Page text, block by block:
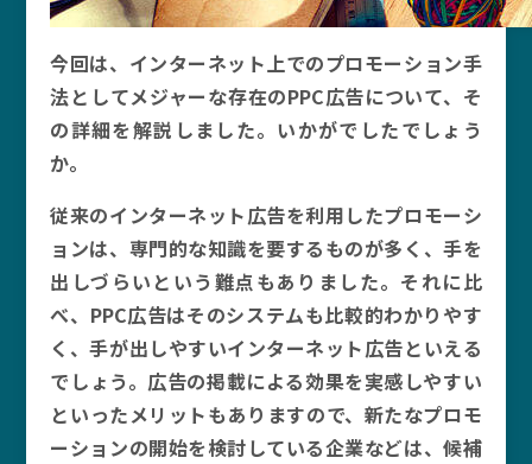
今回は、インターネット上でのプロモーション手
法としてメジャーな存在のPPC広告について、そ
の詳細を解説しました。いかがでしたでしょう
か。
従来のインターネット広告を利用したプロモーシ
ョンは、専門的な知識を要するものが多く、手を
出しづらいという難点もありました。それに比
べ、PPC広告はそのシステムも比較的わかりやす
く、手が出しやすいインターネット広告といえる
でしょう。広告の掲載による効果を実感しやすい
といったメリットもありますので、新たなプロモ
ーションの開始を検討している企業などは、候補